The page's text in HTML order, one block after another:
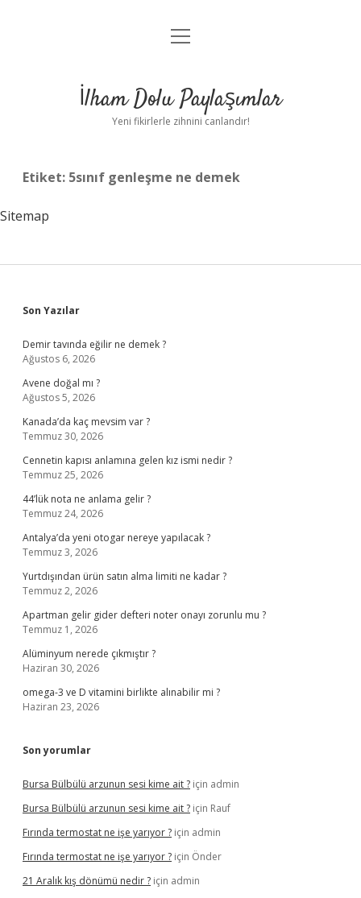
Anasayfa
Yasal Uyarı
menüyü
İlham Dolu Paylaşımlar
Yeni fikirlerle zihnini canlandır!
Etiket: 5sınıf genleşme ne demek
Sitemap
Sidebar
Son Yazılar
Demir tavında eğilir ne demek ?
Ağustos 6, 2026
Avene doğal mı ?
Ağustos 5, 2026
Kanada’da kaç mevsim var ?
Temmuz 30, 2026
Cennetin kapısı anlamına gelen kız ismi nedir ?
Temmuz 25, 2026
44’lük nota ne anlama gelir ?
Temmuz 24, 2026
Antalya’da yeni otogar nereye yapılacak ?
Temmuz 3, 2026
Yurtdışından ürün satın alma limiti ne kadar ?
Temmuz 2, 2026
Apartman gelir gider defteri noter onayı zorunlu mu ?
Temmuz 1, 2026
Alüminyum nerede çıkmıştır ?
Haziran 30, 2026
omega-3 ve D vitamini birlikte alınabilir mi ?
Haziran 23, 2026
Son yorumlar
Bursa Bülbülü arzunun sesi kime ait ? için admin
Bursa Bülbülü arzunun sesi kime ait ? için Rauf
Fırında termostat ne işe yarıyor ? için admin
Fırında termostat ne işe yarıyor ? için Önder
21 Aralık kış dönümü nedir ? için admin